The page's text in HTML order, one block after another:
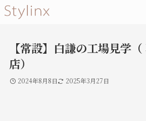
【常設】白謙の工場見学
店）
2024年8月8日 2025年3月27日